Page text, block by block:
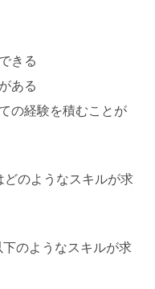
きる
ある
の経験を積むことが
どのようなスキルが求
のようなスキルが求